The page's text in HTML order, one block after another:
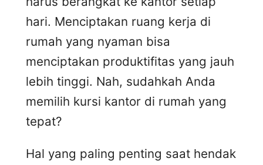
hari. Menciptakan ruang kerja di
rumah yang nyaman bisa
menciptakan produktifitas yang jauh
lebih tinggi. Nah, sudahkah Anda
memilih kursi kantor di rumah yang
tepat?
Hal yang paling penting saat hendak